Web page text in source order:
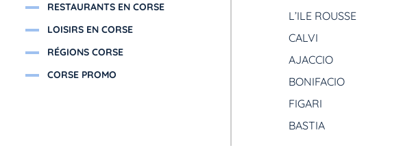
RESTAURANTS EN CORSE
LOISIRS EN CORSE
RÉGIONS CORSE
CORSE PROMO
L’ILE ROUSSE
CALVI
AJACCIO
BONIFACIO
FIGARI
BASTIA